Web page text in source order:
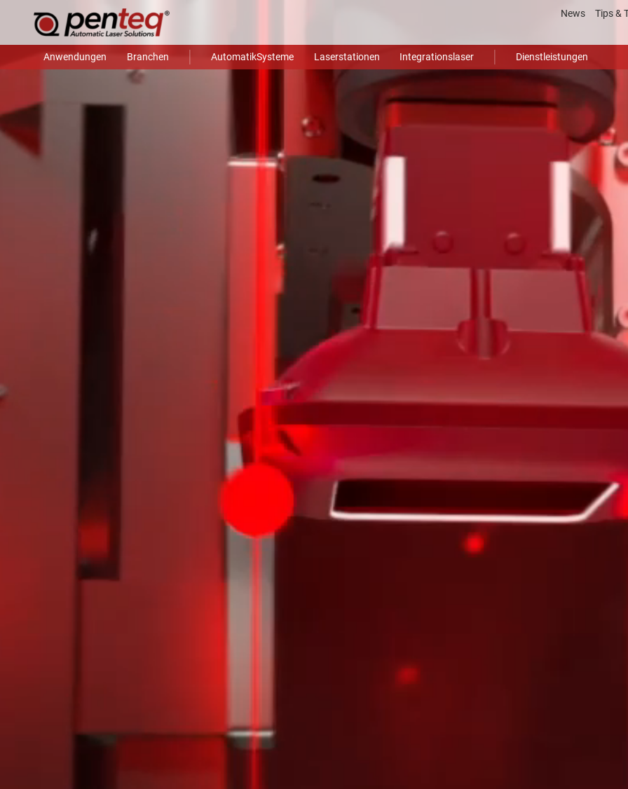
News Tips &
Anwendungen Branchen AutomatikSysteme Laserstationen Integrationslaser Dienstleistungen